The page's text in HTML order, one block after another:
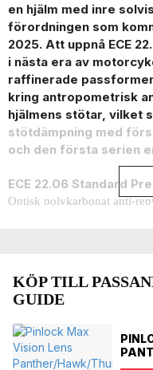
en hjälm med inre
förordningen som
2025. Att uppnå ECE
i nästa era av
raffinerade
kring antropometrisk
hjälmens stötar, vilket
stötdämpning med
och den första serien
ECE 22.06 Standard
Optisk polykarbonat anti-
Optimal visirstängning med
2,2 mm tjockt visir
Klar för Pinlock DKS 429
Solskyddet
Snabblåsande mikrometriskt
KÖP TILL
GUIDE